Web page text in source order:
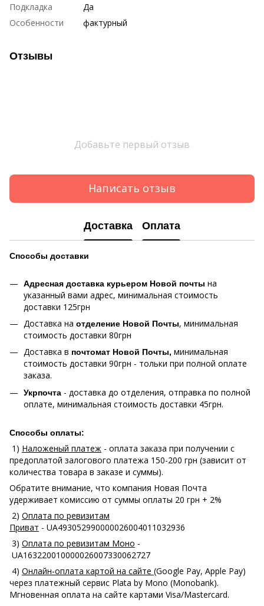
Подкладка
Да
Особенности
фактурный
Отзывы
Добавьте первый отзыв
Написать отзыв
Доставка Оплата
Способы доставки
Адресная доставка курьером Новой почты на
указанный вами адрес, минимальная стоимость
доставки 125грн
Доставка на отделение Новой Почты, минимальная
стоимость доставки 80грн
Доставка в почтомат Новой Почты, минимальная
стоимость доставки 90грн - тольки при полной оплате
заказа.
Укрпочта - доставка до отделения, отправка по полной
оплате, минимальная стоимость доставки 45грн.
Способы оплаты:
1) Наложеный платеж - оплата заказа при получении с
предоплатой залогового платежа 150-200 грн (зависит от
количества товара в заказе и суммы).
Обратите внимание, что компания Новая Почта
удерживает комиссию от суммы оплаты 20 грн + 2%
2) Оплата по ревизитам
Приват - UA493052990000026004011032936
3) Оплата по ревизитам Моно -
UA163220010000026007330062727
4) Онлайн-оплата картой на сайте (Google Pay, Apple Pay)
через платежный сервис Plata by Mono (Monobank).
Мгновенная оплата на сайте картами Visa/Mastercard.